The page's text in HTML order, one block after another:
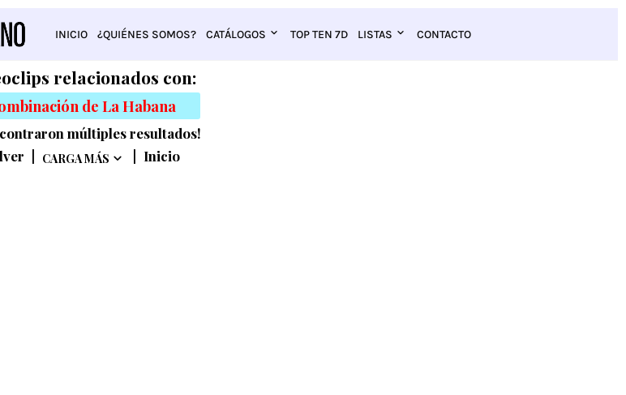
INICIO ¿QUIÉNES SOMOS? CATÁLOGOS TOP TEN 7D LISTAS CONTACTO
relacionados con:
de La Habana
múltiples resultados!
CARGA MÁS Inicio